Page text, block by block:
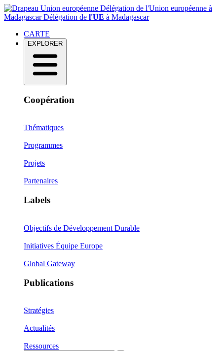
Délégation de l'Union européenne à
MadagascarDélégation de l'UE à Madagascar
CARTE
EXPLORER
Coopération
Thématiques
Programmes
Projets
Partenaires
Labels
Objectifs de Développement Durable
Initiatives Équipe Europe
Global Gateway
Publications
Stratégies
Actualités
Ressources